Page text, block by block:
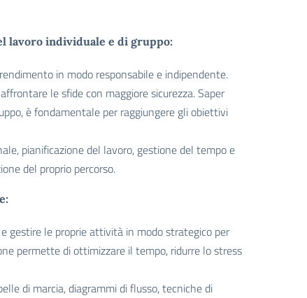
lavoro individuale e di gruppo:
in modo responsabile e indipendente.
le sfide con maggiore sicurezza. Saper
è fondamentale per raggiungere gli obiettivi
pianificazione del lavoro, gestione del tempo e
del proprio percorso.
gestire le proprie attività in modo strategico per
permette di ottimizzare il tempo, ridurre lo stress
di marcia, diagrammi di flusso, tecniche di